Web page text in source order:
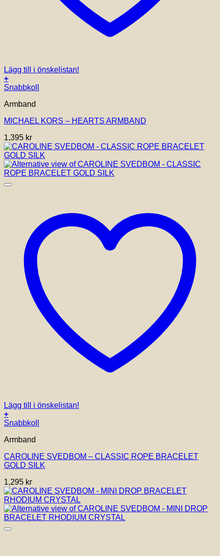
Lägg till i önskelistan!
+
Snabbkoll
Armband
MICHAEL KORS – HEARTS ARMBAND
1,395 kr
Lägg till i önskelistan!
+
Snabbkoll
Armband
CAROLINE SVEDBOM – CLASSIC ROPE BRACELET
GOLD SILK
1,295 kr